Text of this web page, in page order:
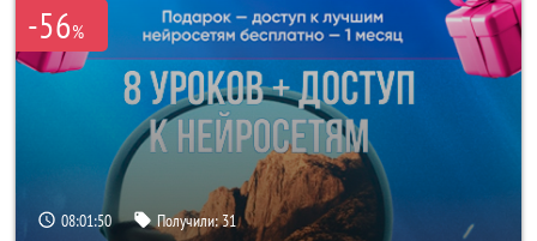
-56%
08:01:48 Получили:31